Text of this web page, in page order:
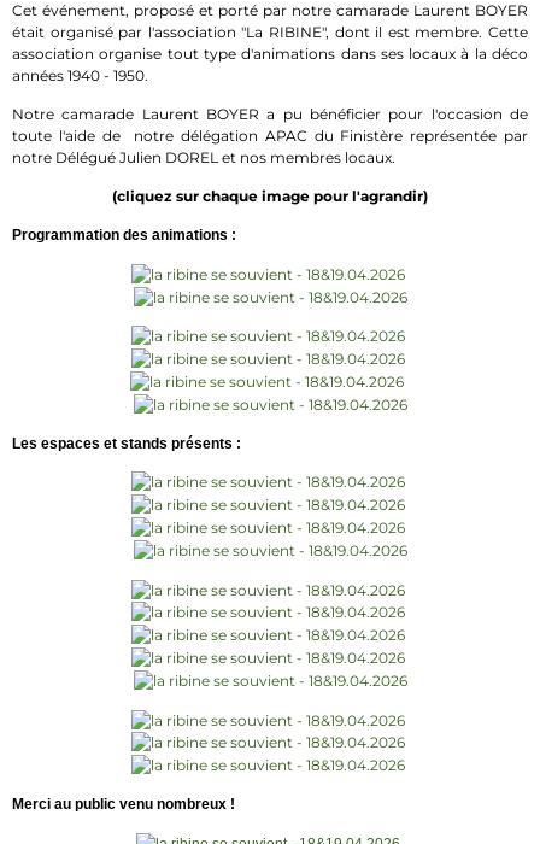
Cet événement, proposé et porté par notre camarade Laurent BOYER
était organisé par l'association "La RIBINE", dont il est membre. Cette
association organise tout type d'animations dans ses locaux à la déco
années 1940 - 1950.
Notre camarade Laurent BOYER a pu bénéficier pour l'occasion de
toute l'aide de notre délégation APAC du Finistère représentée par
notre Délégué Julien DOREL et nos membres locaux.
(cliquez sur chaque image pour l'agrandir)
Programmation des animations :
Les espaces et stands présents :
Merci au public venu nombreux !